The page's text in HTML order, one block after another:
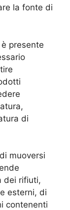
la fonte di
presente
di
muoversi
dei rifiuti,
esterni, di
contenenti